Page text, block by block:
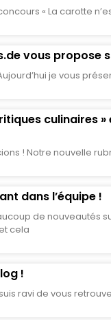
« La carotte
vous propose
je vous
culinaires
! Notre nouvelle
dans l’équipe !
de nouveautés
cela
!
ravi de vous